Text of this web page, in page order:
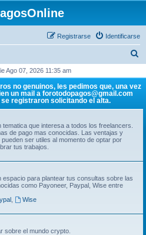
Identificarse
Registrarse
a
Ago 07, 2026 11:35 am
no genuinos, les pedimos que, una vez
un mail a forotodopagos@gmail.com
registraron solicitando el alta.
que interesa a todos los freelancers.
de pago mas conocidas. Las ventajas y
ser utiles al momento de optar por
tus trabajos.
para plantear tus consultas sobre las
como Payoneer, Paypal, Wise entre
,
Wise
sobre el mundo crypto.